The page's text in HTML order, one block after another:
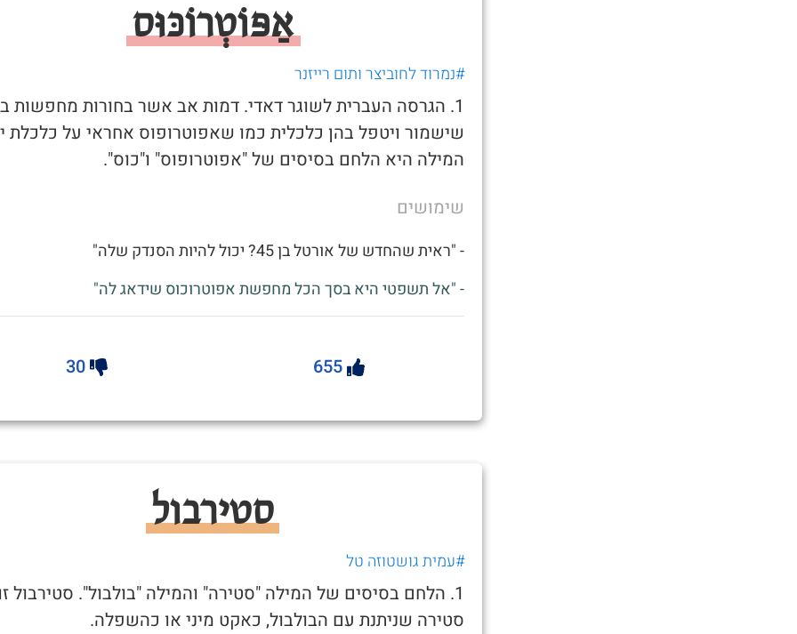
אַפּוֹטְרוֹכּוּס
#נמרוד לחוביצר ותום רייזנר
1. הגרסה העברית לשוגר דאדי. דמות אב אשר בחורות מחפשות
שישמור ויטפל בהן כלכלית כמו שאפוטרופוס אחראי על כלכלת
המילה היא הלחם בסיסים של "אפוטרופוס" ו"כוס".
שימושים
- "ראית שהחדש של אורטל בן 45? יכול להיות הסנדק שלה"
- "אל תשפטי היא בסך הכל מחפשת אפוטרוכוס שידאג לה"
655
30
סטירבול
#עמית גושטוזה טל
1. הלחם בסיסים של המילה "סטירה" והמילה "בולבול". סטירבול
סטירה שניתנת עם הבולבול, כאקט מיני או כהשפלה.